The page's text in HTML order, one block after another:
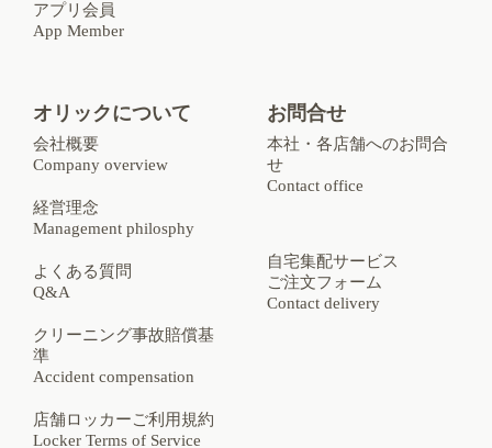
アプリ会員
App Member
オリックについて
会社概要
Company overview
経営理念
Management philosphy
よくある質問
Q&A
クリーニング事故賠償基
準
Accident compensation
店舗ロッカーご利用規約
Locker Terms of Service
お問合せ
本社・各店舗へのお問合
せ
Contact office
自宅集配サービス
ご注文フォーム
Contact delivery